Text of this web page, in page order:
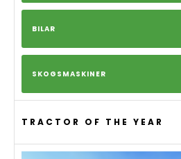
BILAR
SKOGSMASKINER
TRACTOR OF THE YEAR